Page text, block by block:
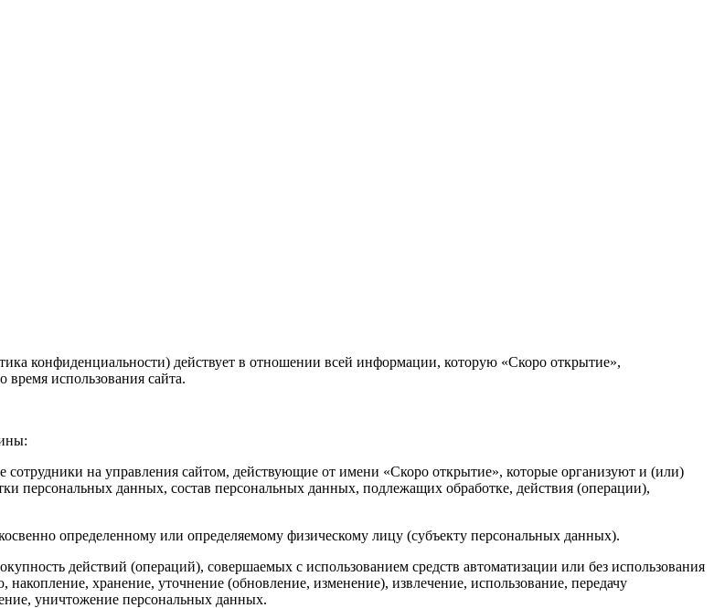
конфиденциальности) действует в отношении всей информации, которую «Скоро открытие»,
использования сайта.
на управления сайтом, действующие от имени «Скоро открытие», которые организуют и (или)
персональных данных, состав персональных данных, подлежащих обработке, действия (операции),
определенному или определяемому физическому лицу (субъекту персональных данных).
действий (операций), совершаемых с использованием средств автоматизации или без использования
хранение, уточнение (обновление, изменение), извлечение, использование, передачу
уничтожение персональных данных.